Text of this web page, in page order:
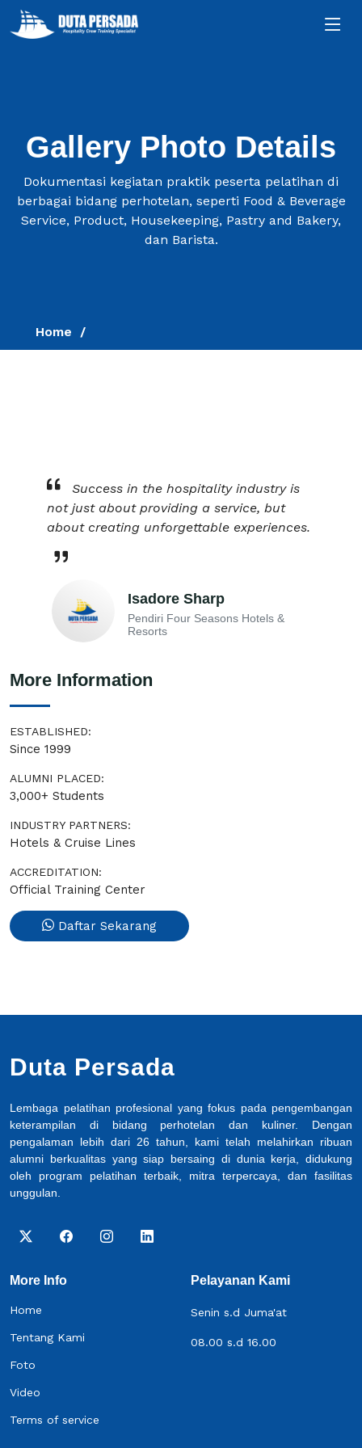
Gallery Photo Details
Dokumentasi kegiatan praktik peserta pelatihan di
berbagai bidang perhotelan, seperti Food & Beverage
Service, Product, Housekeeping, Pastry and Bakery,
dan Barista.
Home
Success in the hospitality industry is
not just about providing a service, but
about creating unforgettable experiences.
Isadore Sharp
Pendiri Four Seasons Hotels &
Resorts
More Information
ESTABLISHED:
Since 1999
ALUMNI PLACED:
3,000+ Students
INDUSTRY PARTNERS:
Hotels & Cruise Lines
ACCREDITATION:
Official Training Center
Daftar Sekarang
Duta Persada
Lembaga pelatihan profesional yang fokus pada pengembangan
keterampilan di bidang perhotelan dan kuliner. Dengan
pengalaman lebih dari 26 tahun, kami telah melahirkan ribuan
alumni berkualitas yang siap bersaing di dunia kerja, didukung
oleh program pelatihan terbaik, mitra terpercaya, dan fasilitas
unggulan.
More Info
Home
Tentang Kami
Foto
Video
Terms of service
Pelayanan Kami
Senin s.d Juma'at
08.00 s.d 16.00